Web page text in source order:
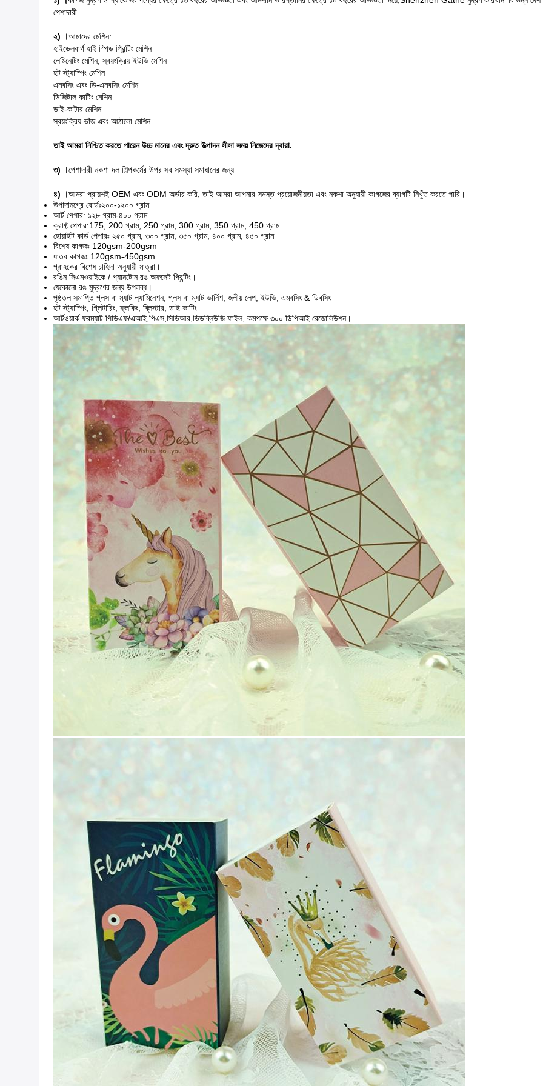
পেশাদারী.
২) ।আমাদের মেশিন:
হাইডেলবার্গ হাই স্পিড প্রিন্টিং মেশিন
লেমিনেটিং মেশিন, স্বয়ংক্রিয় ইউভি মেশিন
হট স্ট্যাম্পিং মেশিন
এমবসিং এবং ডি-এমবসিং মেশিন
ডিজিটাল কাটিং মেশিন
ডাই-কাটার মেশিন
স্বয়ংক্রিয় ভাঁজ এবং আঠালো মেশিন
তাই আমরা নিশ্চিত করতে পারেন উচ্চ মানের এবং দ্রুত উত্পাদন সীসা সময় নিজেদের দ্বারা.
৩) ।পেশাদারী নকশা দল শিল্পকর্মের উপর সব সমস্যা সমাধানের জন্য
৪) ।আমরা প্রায়শই OEM এবং ODM অর্ডার করি, তাই আমরা আপনার সমস্ত প্রয়োজনীয়তা এবং নকশা অনুযায়ী কাগজের ব্যাগটি নিখুঁত করতে পারি।
উপাদানগ্রে বোর্ডঃ২০০-১২০০ গ্রাম
আর্ট পেপার: ১২৮ গ্রাম-৪০০ গ্রাম
ক্রাফ্ট পেপার:175, 200 গ্রাম, 250 গ্রাম, 300 গ্রাম, 350 গ্রাম, 450 গ্রাম
হোয়াইট কার্ড পেপারঃ ২৫০ গ্রাম, ৩০০ গ্রাম, ৩৫০ গ্রাম, ৪০০ গ্রাম, ৪৫০ গ্রাম
বিশেষ কাগজঃ 120gsm-200gsm
ধাতব কাগজঃ 120gsm-450gsm
গ্রাহকের বিশেষ চাহিদা অনুযায়ী মাত্রা।
রঙিন সিএমওয়াইকে / প্যানটোন রঙ অফসেট প্রিন্টিং।
যেকোনো রঙ মুদ্রণের জন্য উপলব্ধ।
পৃষ্ঠতল সমাপ্তি গ্লস বা ম্যাট ল্যামিনেশন, গ্লস বা ম্যাট ভার্নিশ, জলীয় লেপ, ইউভি, এমবসিং & ডিবসিং
হট স্ট্যাম্পিং, গ্লিটারিং, ফ্লকিং, ব্লিস্টার, ডাই কাটিং
আর্টওয়ার্ক ফরম্যাট পিডিএফ/এআই,পিএস,সিডিআর,ডিডব্লিউজি ফাইল, কমপক্ষে ৩০০ ডিপিআই রেজোলিউশন।